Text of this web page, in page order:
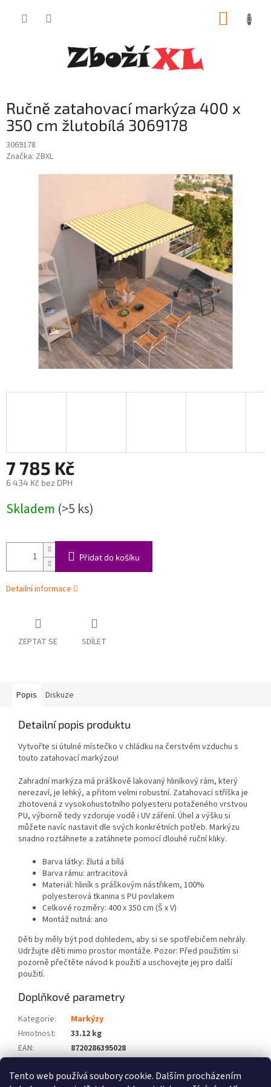
Tento web používá soubory cookie. Dalším procházením
Ručně zatahovací markýza 400 x
350 cm žlutobílá 3069178
3069178
Značka: ZBXL
7 785 Kč
6 434 Kč bez DPH
cena:
Skladem (>5 ks)
Přidat do košíku
Detailní informace
ZEPTAT SE SDÍLET
Popis Diskuze
Detailní popis produktu
Vytvořte si útulné místečko v chládku na čerstvém vzduchu s
touto zatahovací markýzou!
Zahradní markýza má práškově lakovaný hliníkový rám, který
nerezaví, je lehký, a přitom velmi robustní. Zatahovací stříška je
zhotovená z vysokohustotního polyesteru potaženého vrstvou
PU, výborně tedy vzdoruje vodě i UV záření. Úhel a výšku si
můžete navíc nastavit dle svých konkrétních potřeb. Markýzu
snadno roztáhnete a zatáhnete pomocí dlouhé ruční kliky.
Barva látky: žlutá a bílá
Barva rámu: antracitová
Materiál: hliník s práškovým nástřikem, 100%
polyesterová tkanina s PU povlakem
Celkové rozměry: 400 x 350 cm (Š x V)
Montáž nutná: ano
Děti by měly být pod dohledem, aby si se spotřebičem nehrály.
Udržujte děti mimo prostor montáže. Pozor: Před použitím si
pozorně přečtěte návod k použití a uschovejte jej pro další
použití.
Doplňkové parametry
Kategorie:
Markýzy
Hmotnost:
33.12 kg
EAN:
8720286395028
Počet balíků: 2